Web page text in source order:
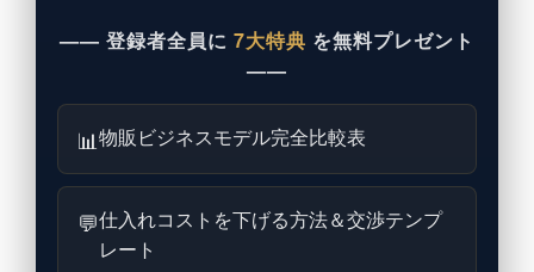
—— 登録者全員に 7大特典 を無料プレゼント
——
📊物販ビジネスモデル完全比較表
💬仕入れコストを下げる方法＆交渉テンプ
レート